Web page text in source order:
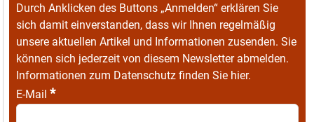
Durch Anklicken des Buttons „Anmelden“ erklären Sie
sich damit einverstanden, dass wir Ihnen regelmäßig
unsere aktuellen Artikel und Informationen zusenden. Sie
können sich jederzeit von diesem Newsletter abmelden.
Informationen zum Datenschutz finden Sie hier.
E-Mail *